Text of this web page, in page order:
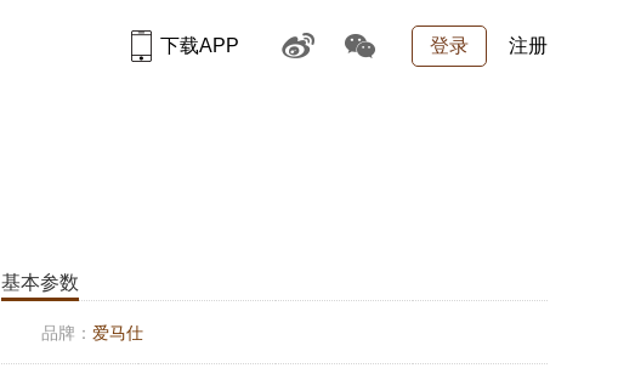
登录 注册
下载APP
基本参数
品牌： 爱马仕